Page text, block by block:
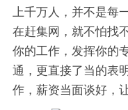
上千万人，并不是每
在赶集网，就不怕找
你的工作，发挥你的
通，更直接了当的表
作，薪资当面谈好，